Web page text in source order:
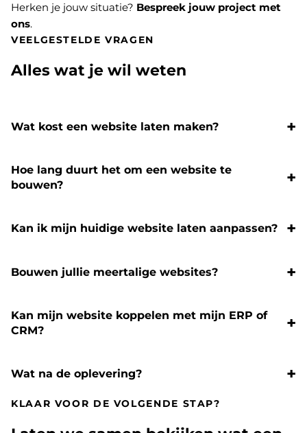
Herken je jouw situatie? Bespreek jouw project met
ons.
VEELGESTELDE VRAGEN
Alles wat je wil weten
Wat kost een website laten maken?
Hoe lang duurt het om een website te
bouwen?
Kan ik mijn huidige website laten aanpassen?
Bouwen jullie meertalige websites?
Kan mijn website koppelen met mijn ERP of
CRM?
Wat na de oplevering?
KLAAR VOOR DE VOLGENDE STAP?